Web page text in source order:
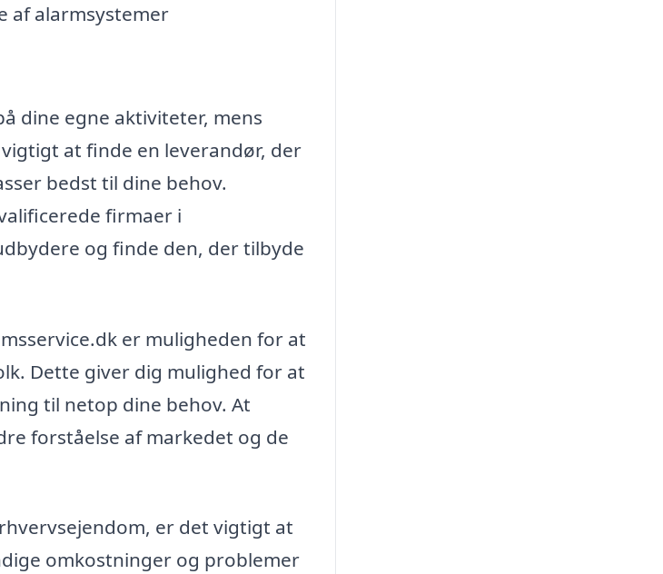
af alarmsystemer
dine egne aktiviteter, mens
at finde en leverandør, der
bedst til dine behov.
firmaer i
og finde den, der tilbyde
er muligheden for at
Dette giver dig mulighed for at
til netop dine behov. At
forståelse af markedet og de
er det vigtigt at
omkostninger og problemer